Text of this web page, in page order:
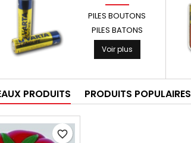
PILES BOUTONS
PILES BATONS
Voir plus
PRODUITS PRODUITS POPULAIRES
favorite_border